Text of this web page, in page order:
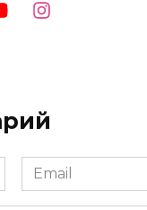
Email
*